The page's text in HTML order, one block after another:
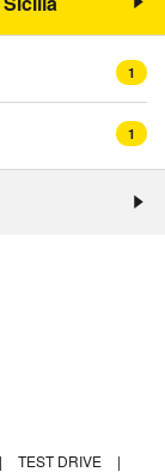
1
1
| TEST DRIVE
|